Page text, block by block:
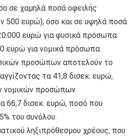
σε χαμηλά ποσά οφειλής
500 ευρώ), όσο και σε υψηλά ποσά
ευρώ για φυσικά πρόσωπα
ευρώ για νομικά πρόσωπα
προσώπων αποτελούν το
τα 41,8 δισεκ. ευρώ,
νομικών προσώπων
66,7 δισεκ. ευρώ, ποσό που
του συνόλου.
ληξιπρόθεσμου χρέους, που